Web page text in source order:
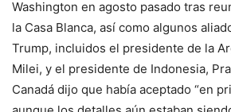
Washington en agosto pasado tras
la Casa Blanca, así como algunos
Trump, incluidos el presidente de la
Milei, y el presidente de Indonesia,
Canadá dijo que había aceptado “en